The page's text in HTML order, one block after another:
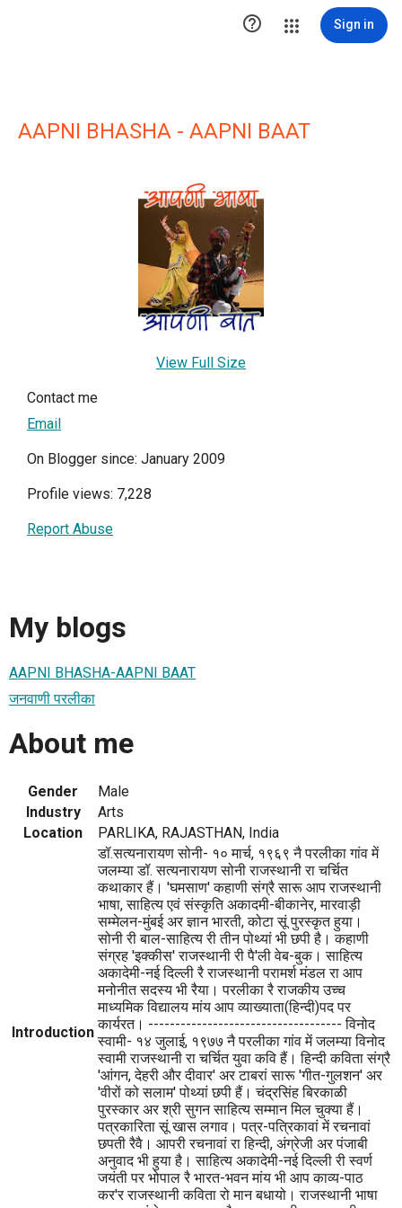
 Sign in
AAPNI BHASHA - AAPNI BAAT
View Full Size
Contact me
Email
On Blogger since: January 2009
Profile views: 7,228
Report Abuse
My blogs
AAPNI BHASHA-AAPNI BAAT
जनवाणी परलीका
About me
Gender
Male
Industry
Arts
Location
PARLIKA, RAJASTHAN, India
Introduction
डॉ.सत्यनारायण सोनी- १० मार्च, १९६९ नै परलीका गांव में
जलम्या डॉ. सत्यनारायण सोनी राजस्थानी रा चर्चित
कथाकार हैं। 'घमसाण' कहाणी संग्रै सारू आप राजस्थानी
भाषा, साहित्य एवं संस्कृति अकादमी-बीकानेर, मारवाड़ी
सम्मेलन-मुंबई अर ज्ञान भारती, कोटा सूं पुरस्कृत हुया।
सोनी री बाल-साहित्य री तीन पोथ्यां भी छपी है। कहाणी
संग्रह 'इक्कीस' राजस्थानी री पै'ली वेब-बुक। साहित्य
अकादेमी-नई दिल्ली रै राजस्थानी परामर्श मंडल रा आप
मनोनीत सदस्य भी रैया। परलीका रै राजकीय उच्च
माध्यमिक विद्यालय मांय आप व्याख्याता(हिन्दी)पद पर
कार्यरत। ------------------------------------ विनोद
स्वामी- १४ जुलाई, १९७७ नै परलीका गांव में जलम्या विनोद
स्वामी राजस्थानी रा चर्चित युवा कवि हैं। हिन्दी कविता संग्रै
'आंगन, देहरी और दीवार' अर टाबरां सारू 'गीत-गुलशन' अर
'वीरों को सलाम' पोथ्यां छपी हैं। चंद्रसिंह बिरकाळी
पुरस्कार अर श्री सुगन साहित्य सम्मान मिल चुक्या हैं।
पत्रकारिता सूं खास लगाव। पत्र-पत्रिकावां में रचनावां
छपती रैवै। आपरी रचनावां रा हिन्दी, अंग्रेजी अर पंजाबी
अनुवाद भी हुया है। साहित्य अकादेमी-नई दिल्ली री स्वर्ण
जयंती पर भोपाल रै भारत-भवन मांय भी आप काव्य-पाठ
कर'र राजस्थानी कविता रो मान बधायो। राजस्थानी भाषा